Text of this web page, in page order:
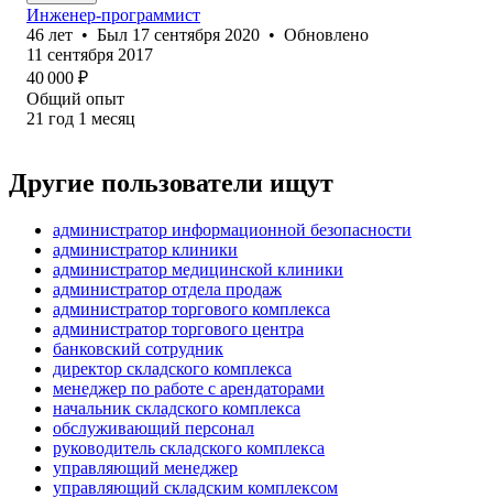
Инженер-программист
46 лет • Был 17 сентября 2020 • Обновлено
11 сентября 2017
40 000 ₽
Общий опыт
21 год 1 месяц
Другие пользователи ищут
администратор информационной безопасности
администратор клиники
администратор медицинской клиники
администратор отдела продаж
администратор торгового комплекса
администратор торгового центра
банковский сотрудник
директор складского комплекса
менеджер по работе с арендаторами
начальник складского комплекса
обслуживающий персонал
руководитель складского комплекса
управляющий менеджер
управляющий складским комплексом